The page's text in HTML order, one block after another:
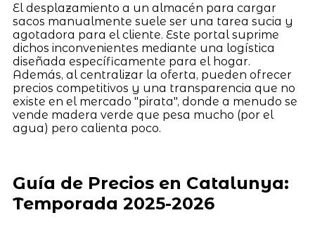
El desplazamiento a un almacén para cargar
sacos manualmente suele ser una tarea sucia y
agotadora para el cliente. Este portal suprime
dichos inconvenientes mediante una logística
diseñada específicamente para el hogar.
Además, al centralizar la oferta, pueden ofrecer
precios competitivos y una transparencia que no
existe en el mercado "pirata", donde a menudo se
vende madera verde que pesa mucho (por el
agua) pero calienta poco.
Guía de Precios en Catalunya:
Temporada 2025-2026